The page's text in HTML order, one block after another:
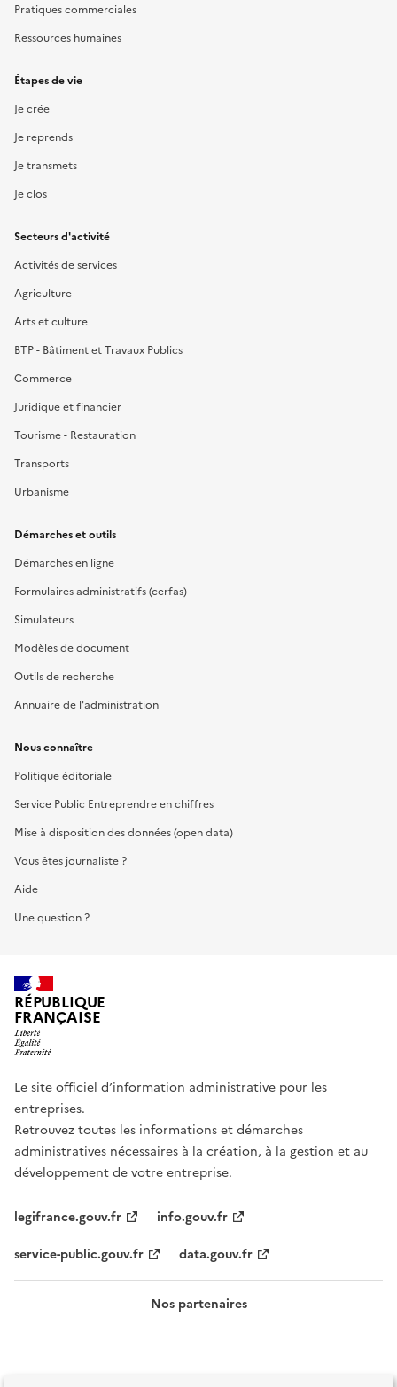
Pratiques commerciales
Ressources humaines
Étapes de vie
Je crée
Je reprends
Je transmets
Je clos
Secteurs d'activité
Activités de services
Agriculture
Arts et culture
BTP - Bâtiment et Travaux Publics
Commerce
Juridique et financier
Tourisme - Restauration
Transports
Urbanisme
Démarches et outils
Démarches en ligne
Formulaires administratifs (cerfas)
Simulateurs
Modèles de document
Outils de recherche
Annuaire de l'administration
Nous connaître
Politique éditoriale
Service Public Entreprendre en chiffres
Mise à disposition des données (open data)
Vous êtes journaliste ?
Aide
Une question ?
RÉPUBLIQUE
FRANÇAISE
Le site officiel d’information administrative pour les
entreprises.
Retrouvez toutes les informations et démarches
administratives nécessaires à la création, à la gestion et au
développement de votre entreprise.
legifrance.gouv.fr
info.gouv.fr
service-public.gouv.fr
data.gouv.fr
Nos partenaires